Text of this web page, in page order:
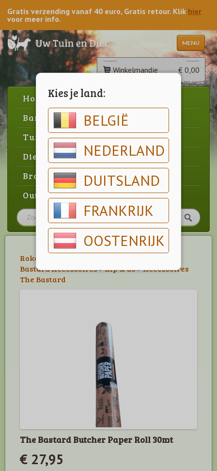
Kies je land:
BELGIË
NEDERLAND
DUITSLAND
FRANKRIJK
OOSTENRIJK
Gratis verzending vanaf 40 euro, Gratis retour. Klik hier
voor meer info.
MENU
Winkelmandje € 0,00
Home
Barbecue
Tuin
Dier
Brood & gebak
Outlet
Roken
Bastard Accessoires>Kip & Co>Accessoires
The Bastard
The Bastard Butcher Paper Roll 30mt
€ 27,95